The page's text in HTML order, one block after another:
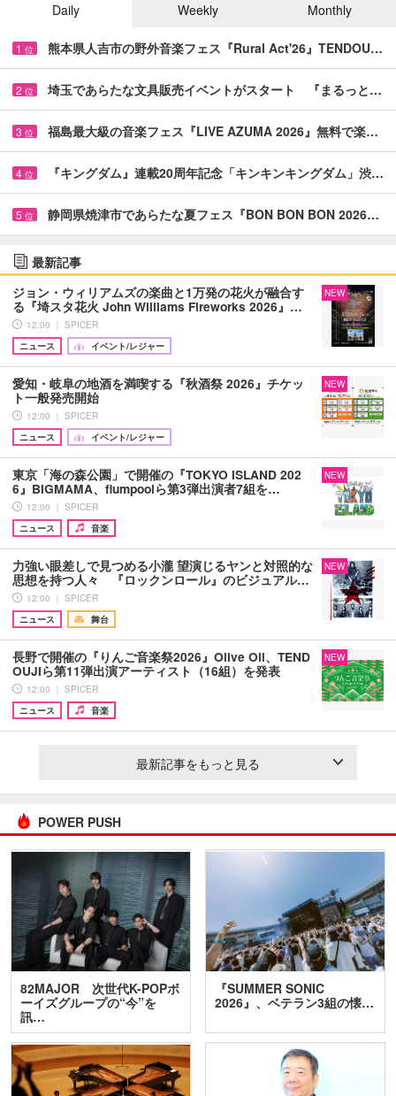
Daily
Weekly Monthly
1 位 熊本県人吉市の野外音楽フェス『Rural Act'26』TENDOU…
2 位 埼玉であらたな文具販売イベントがスタート 『まるっと…
3 位 福島最大級の音楽フェス『LIVE AZUMA 2026』無料で楽…
4 位 『キングダム』連載20周年記念「キンキンキングダム」渋…
5 位 静岡県焼津市であらたな夏フェス『BON BON BON 2026…
最新記事
ジョン・ウィリアムズの楽曲と1万発の花火が融合す
る『埼スタ花火 John Williams Fireworks 2026』…
12:00 ｜ SPICER
ニュース
イベント/レジャー
NEW
愛知・岐阜の地酒を満喫する『秋酒祭 2026』チケッ
ト一般発売開始
12:00 ｜ SPICER
ニュース
イベント/レジャー
NEW
東京「海の森公園」で開催の『TOKYO ISLAND 202
6』BIGMAMA、flumpoolら第3弾出演者7組を…
12:00 ｜ SPICER
ニュース
音楽
NEW
力強い眼差しで見つめる小瀧 望演じるヤンと対照的な
思想を持つ人々 『ロックンロール』のビジュアル…
12:00 ｜ SPICER
ニュース
舞台
NEW
長野で開催の『りんご音楽祭2026』Olive Oil、TEND
OUJIら第11弾出演アーティスト（16組）を発表
12:00 ｜ SPICER
ニュース
音楽
NEW
最新記事をもっと見る
POWER PUSH
82MAJOR 次世代K-POPボ
ーイズグループの“今”を
訊…
『SUMMER SONIC
2026』、ベテラン3組の懐…